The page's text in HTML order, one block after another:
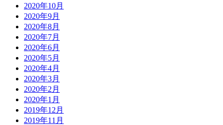
2020年10月
2020年9月
2020年8月
2020年7月
2020年6月
2020年5月
2020年4月
2020年3月
2020年2月
2020年1月
2019年12月
2019年11月